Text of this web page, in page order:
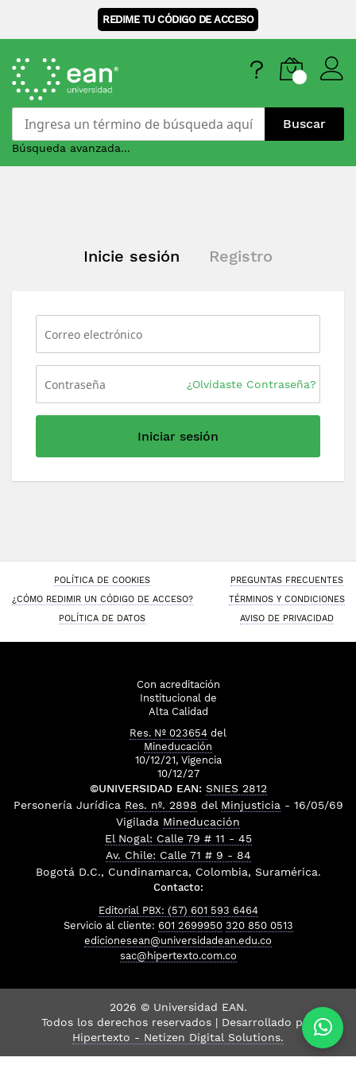
REDIME TU CÓDIGO DE ACCESO
Buscar
Búsqueda avanzada...
Inicie sesión Registro
¿Olvidaste Contraseña?
Iniciar sesión
POLÍTICA DE COOKIES
PREGUNTAS FRECUENTES
¿CÓMO REDIMIR UN CÓDIGO DE ACCESO?
TÉRMINOS Y CONDICIONES
POLÍTICA DE DATOS
AVISO DE PRIVACIDAD
Con acreditación
Institucional de
Alta Calidad
Res. Nº 023654 del
Mineducación
10/12/21, Vigencia
10/12/27
©UNIVERSIDAD EAN: SNIES 2812
Personería Jurídica Res. nº. 2898 del Minjusticia - 16/05/69
Vigilada Mineducación
El Nogal: Calle 79 # 11 - 45
Av. Chile: Calle 71 # 9 - 84
Bogotá D.C., Cundinamarca, Colombia, Suramérica.
Contacto:
Editorial PBX: (57) 601 593 6464
Servicio al cliente: 601 2699950 320 850 0513
edicionesean@universidadean.edu.co
sac@hipertexto.com.co
2026 © Universidad EAN.
Todos los derechos reservados | Desarrollado por
Hipertexto - Netizen Digital Solutions.